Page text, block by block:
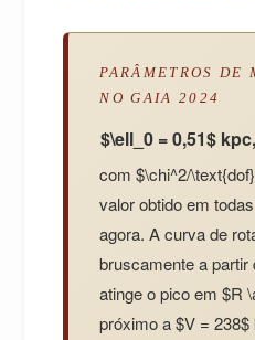
PARÂMETROS DE
NO GAIA 2024
$\ell_0 = 0,51$
com $\chi^2/
valor obtido em
agora. A curva de
bruscamente a partir
atinge o pico em $R
próximo a $V =